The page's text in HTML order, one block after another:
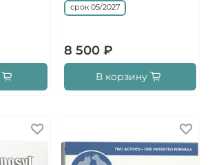
срок 05/2027
8 500 ₽
В корзину